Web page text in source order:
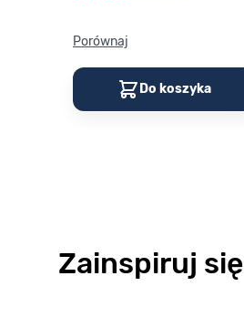
Porównaj
Do koszyka
Zainspiruj się